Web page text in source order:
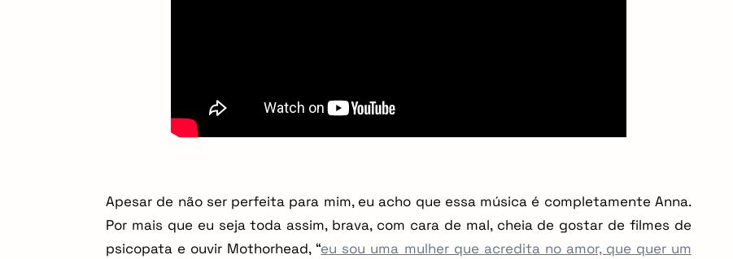
Apesar de não ser perfeita para mim, eu acho que essa música é completamente Anna.
Por mais que eu seja toda assim, brava, com cara de mal, cheia de gostar de filmes de
psicopata e ouvir Mothorhead, “eu sou uma mulher que acredita no amor, que quer um